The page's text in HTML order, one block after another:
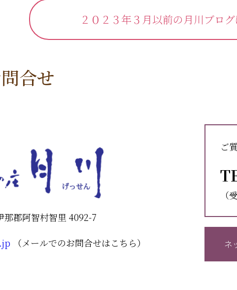
２０２３年３月以前の月川ブロ
合せ
那郡阿智村智里 4092-7
（メールでのお問合せはこちら）
ご
（
ネ